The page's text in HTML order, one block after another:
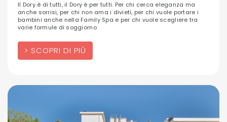
Il Dory è di tutti, il Dory è per tutti. Per chi cerca eleganza ma
anche sorrisi, per chi non ama i divieti, per chi vuole portare i
bambini anche nella Family Spa e per chi vuole scegliere tra
varie formule di soggiorno
SCOPRI DI PIÙ